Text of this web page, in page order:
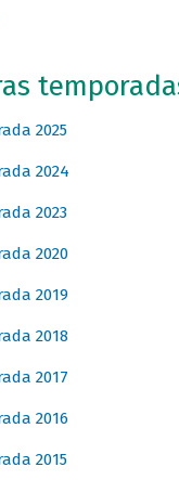
2025
2024
2023
2020
2019
2018
2017
2016
2015